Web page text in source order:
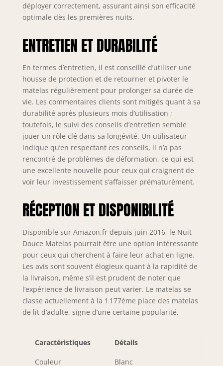
déployer correctement, assurant ainsi son efficacité
optimale dès les premières nuits.
ENTRETIEN ET DURABILITÉ
En termes d’entretien, il est conseillé d’utiliser une
housse de protection et de retourner et pivoter le
matelas régulièrement pour prolonger sa durée de
vie. Les commentaires clients sont mitigés quant à sa
durabilité après plusieurs mois d’utilisation ;
toutefois, le suivi des conseils d’entretien semble
jouer un rôle clé dans sa longévité. Un utilisateur
indique qu’en respectant ces conseils, il n’a pas
rencontré de problèmes de déformation, ce qui est
une excellente nouvelle pour ceux qui craignent de
voir leur investissement s’affaisser prématurément.
RÉCEPTION ET DISPONIBILITÉ
Disponible sur Amazon.fr depuis juin 2016, le Nuit
Douce Matelas pourrait être une option intéressante
pour ceux qui cherchent à faire leur achat en ligne.
Les avis sont souvent élogieux quant à la rapidité de
la livraison, même s’il est prudent de noter que
l’expérience de livraison peut varier. Le matelas se
classe actuellement à la 1 177ème place des matelas
de lit d’adulte, signe d’une certaine popularité.
Caractéristiques Détails
Couleur Blanc